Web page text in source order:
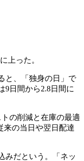
上った。
と、「独身の日」で
9日間から2.8日間に
の削減と在庫の最適
来の当日や翌日配達
みだという。「ネッ